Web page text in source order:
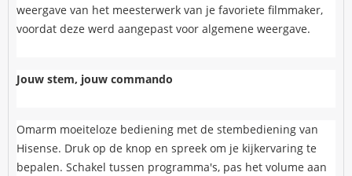
weergave van het meesterwerk van je favoriete filmmaker,
voordat deze werd aangepast voor algemene weergave.
Jouw stem, jouw commando
Omarm moeiteloze bediening met de stembediening van
Hisense. Druk op de knop en spreek om je kijkervaring te
bepalen. Schakel tussen programma's, pas het volume aan